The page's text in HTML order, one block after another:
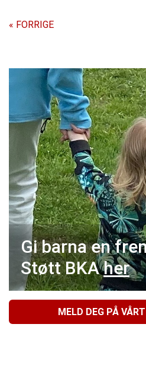
« FORRIGE
Gi barna en
Støtt BKAher
MELD DEG PÅ